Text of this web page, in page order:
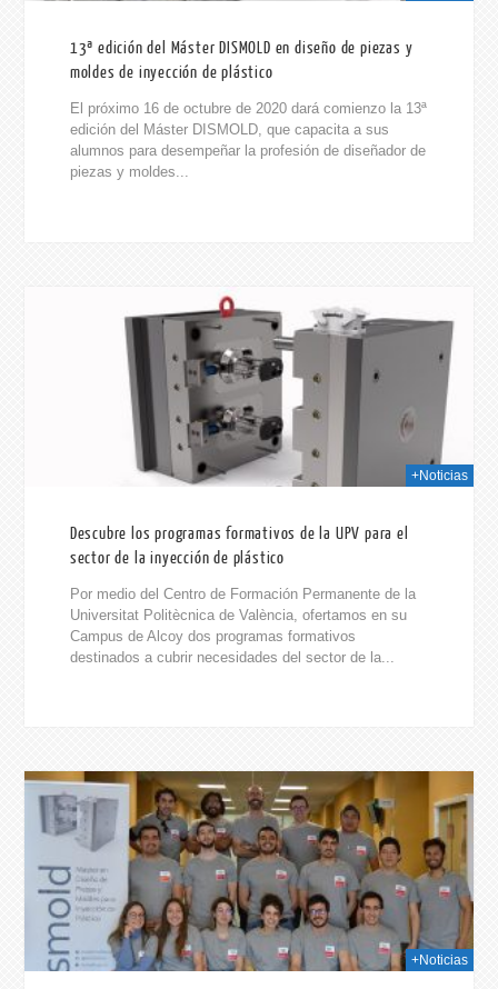
13ª edición del Máster DISMOLD en diseño de piezas y
moldes de inyección de plástico
El próximo 16 de octubre de 2020 dará comienzo la 13ª
edición del Máster DISMOLD, que capacita a sus
alumnos para desempeñar la profesión de diseñador de
piezas y moldes...
+Noticias
Descubre los programas formativos de la UPV para el
sector de la inyección de plástico
Por medio del Centro de Formación Permanente de la
Universitat Politècnica de València, ofertamos en su
Campus de Alcoy dos programas formativos
destinados a cubrir necesidades del sector de la...
+Noticias